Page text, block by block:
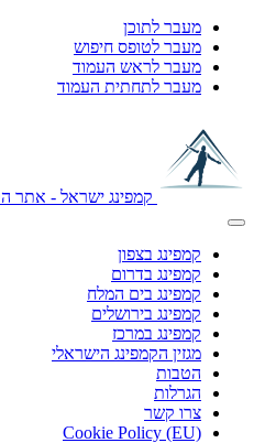
מעבר לתוכן
מעבר לטופס חיפוש
מעבר לראש העמוד
מעבר לתחתית העמוד
קמפינג ישראל - אתר
קמפינג בצפון
קמפינג בדרום
קמפינג בים המלח
קמפינג בירושלים
קמפינג במרכז
מגזין הקמפינג הישראלי
הטבות
הגרלות
צרו קשר
Cookie Policy (EU)